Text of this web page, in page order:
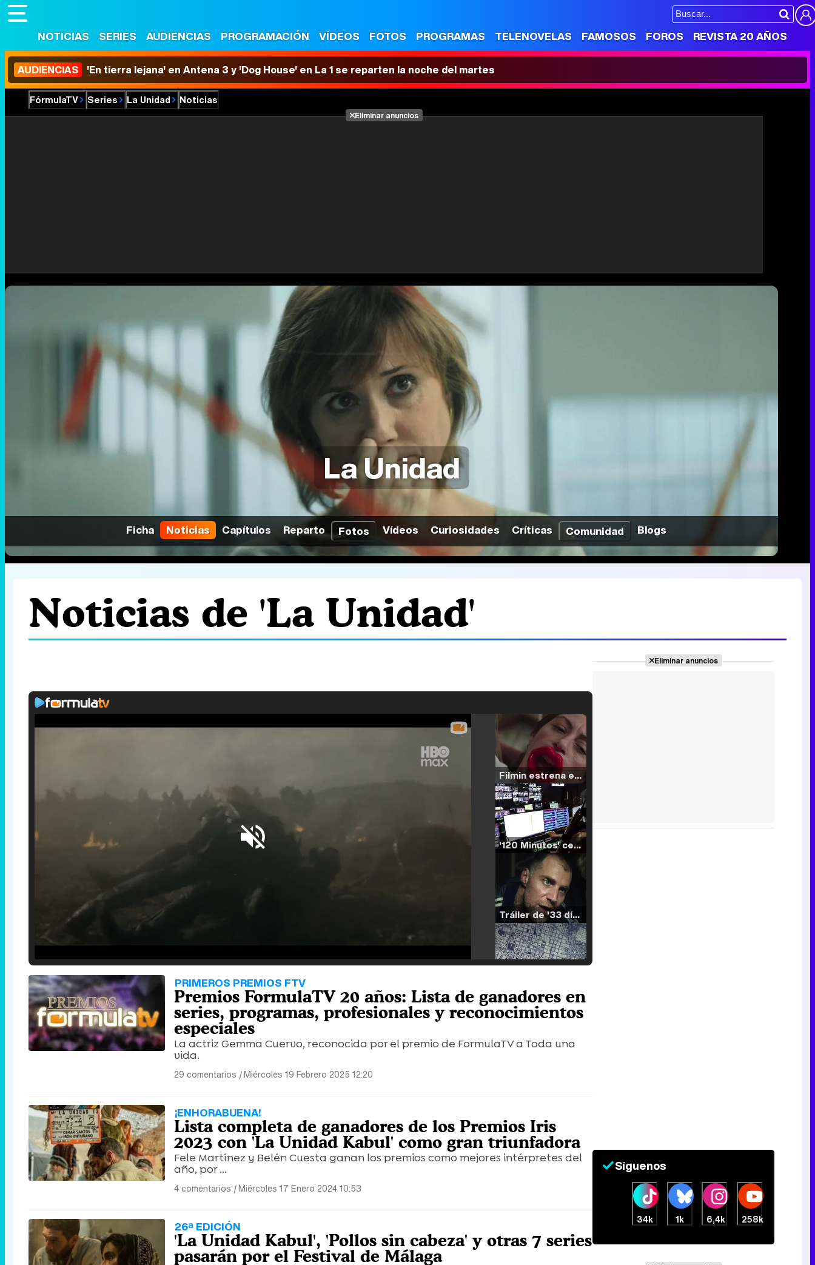
NOTICIAS SERIES AUDIENCIAS PROGRAMACIÓN VÍDEOS FOTOS PROGRAMAS TELENOVELAS FAMOSOS FOROS REVISTA 20 AÑOS
AUDIENCIAS 'En tierra lejana' en Antena 3 y 'Dog House' en La 1 se reparten la noche del martes
FórmulaTV Series La Unidad Noticias
Eliminar anuncios
La Unidad
Ficha Noticias Capítulos Reparto Fotos Vídeos Curiosidades Críticas Comunidad Blogs
Noticias de 'La Unidad'
Loaded
Filmin estrena el tráiler de 'Millennial Mal', su nueva comedia universitaria de la mano de Lorena Iglesias
'120 Minutos' celebra sus 2.000 programas en Telemadrid con un vídeo del día a día en la redacción
Tráiler de '33 días', la nueva serie de Atresplayer con Julián Villagrán y José Manuel Poga
PRIMEROS PREMIOS FTV
Premios FormulaTV 20 años: Lista de ganadores en
series, programas, profesionales y reconocimientos
especiales
La actriz Gemma Cuervo, reconocida por el premio de FormulaTV a Toda una
vida.
29 comentarios |Miércoles 19 Febrero 2025 12:20
¡ENHORABUENA!
Lista completa de ganadores de los Premios Iris
2023 con 'La Unidad Kabul' como gran triunfadora
Fele Martínez y Belén Cuesta ganan los premios como mejores intérpretes del
año, por ...
4 comentarios |Miércoles 17 Enero 2024 10:53
26ª EDICIÓN
'La Unidad Kabul', 'Pollos sin cabeza' y otras 7 series
pasarán por el Festival de Málaga
Eliminar anuncios
Síguenos
34k 1k 6,4k 258k